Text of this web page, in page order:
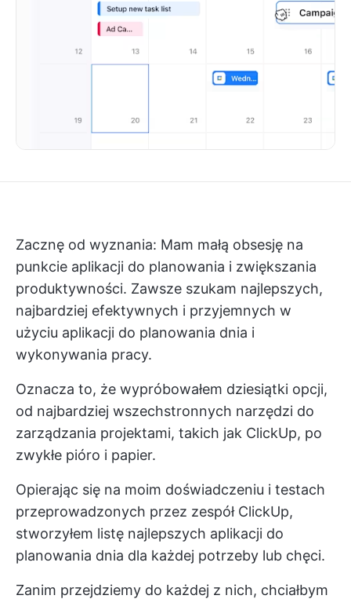
Zacznę od wyznania: Mam małą obsesję na
punkcie aplikacji do planowania i zwiększania
produktywności. Zawsze szukam najlepszych,
najbardziej efektywnych i przyjemnych w
użyciu aplikacji do planowania dnia i
wykonywania pracy.
Oznacza to, że wypróbowałem dziesiątki opcji,
od najbardziej wszechstronnych narzędzi do
zarządzania projektami, takich jak ClickUp, po
zwykłe pióro i papier.
Opierając się na moim doświadczeniu i testach
przeprowadzonych przez zespół ClickUp,
stworzyłem listę najlepszych aplikacji do
planowania dnia dla każdej potrzeby lub chęci.
Zanim przejdziemy do każdej z nich, chciałbym